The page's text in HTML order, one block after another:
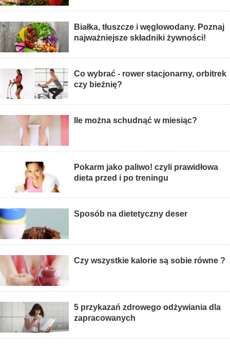
Białka, tłuszcze i węglowodany. Poznaj
najważniejsze składniki żywności!
Co wybrać - rower stacjonarny, orbitrek
czy bieżnię?
Ile można schudnąć w miesiąc?
Pokarm jako paliwo! czyli prawidłowa
dieta przed i po treningu
Sposób na dietetyczny deser
Czy wszystkie kalorie są sobie równe ?
5 przykazań zdrowego odżywiania dla
zapracowanych